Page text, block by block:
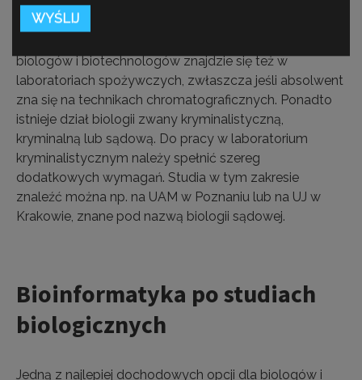
związane z diagnostyką i analityką medyczną (także w
biologów i biotechnologów znajdzie się też w
laboratoriach spożywczych, zwłaszcza jeśli absolwent
zna się na technikach chromatograficznych. Ponadto
istnieje dział biologii zwany kryminalistyczną,
kryminalną lub sądową. Do pracy w laboratorium
kryminalistycznym należy spełnić szereg
dodatkowych wymagań. Studia w tym zakresie
znaleźć można np. na UAM w Poznaniu lub na UJ w
Krakowie, znane pod nazwą biologii sądowej.
Bioinformatyka po studiach
biologicznych
Jedną z najlepiej dochodowych opcji dla biologów i